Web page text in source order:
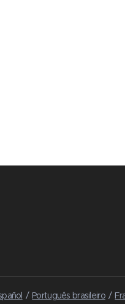
Português brasileiro